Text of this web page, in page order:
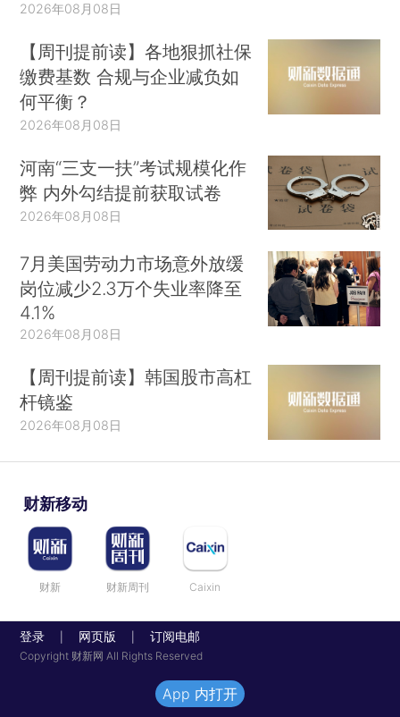
2026年08月08日
【周刊提前读】各地狠抓社保
缴费基数 合规与企业减负如
何平衡？
2026年08月08日
河南“三支一扶”考试规模化作
弊 内外勾结提前获取试卷
2026年08月08日
7月美国劳动力市场意外放缓
岗位减少2.3万个失业率降至
4.1%
2026年08月08日
【周刊提前读】韩国股市高杠
杆镜鉴
2026年08月08日
财新移动
财新 财新周刊 Caixin
登录 网页版 订阅电邮
Copyright 财新网 All Rights Reserved
App 内打开